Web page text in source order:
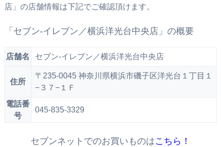
店」の店舗情報は下記でご確認頂けます。
「セブン‐イレブン／横浜洋光台中央店」の概要
店舗名 セブン‐イレブン／横浜洋光台中央店
住所
〒235-0045 神奈川県横浜市磯子区洋光台１丁目１
−３７−１Ｆ
電話番
号
045-835-3329
セブンネットでのお買いものはこちら！